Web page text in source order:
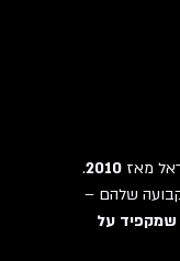
מאז2010
.
שלהם –
על